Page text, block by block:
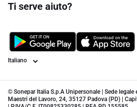
Ti serve aiuto?
Lingua
© Sonepar Italia S.p.A Unipersonale | Sede
Maestri del Lavoro, 24, 35127 Padova (PD) |